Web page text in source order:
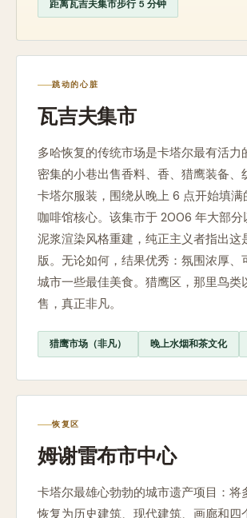
距离瓦吉夫集市步行 5 分钟
跳动的心脏
瓦吉夫集市
多哈恢复的传统市场是卡塔尔最有活力
密集的小巷出售香料、香、猎鹰装备、
卡塔尔服装，围绕从晚上 6 点开始填满
咖啡馆核心。该集市于 2006 年大部分
泥浆渲染风格重建，纯正主义者指出这
版。无论如何，结果优秀：氛围浓厚、
城市一些最佳美食。猎鹰区，那里鸟类
售，真正非凡。
猎鹰市场（非凡） 晚上水烟和茶文化
恢复区
姆谢雷布市中心
卡塔尔最雄心勃勃的城市遗产项目：将
恢复为历史建筑、现代建筑、画廊和四